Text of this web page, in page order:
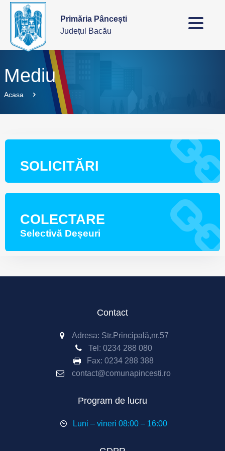
Primăria Pâncești
Județul Bacău
Mediu
Acasa
SOLICITĂRI
COLECTARE
Selectivă Deșeuri
Contact
Adresa: Str.Principală,nr.57
Tel: 0234 288 080
Fax: 0234 288 388
contact@comunapincesti.ro
Program de lucru
Luni – vineri 08:00 – 16:00